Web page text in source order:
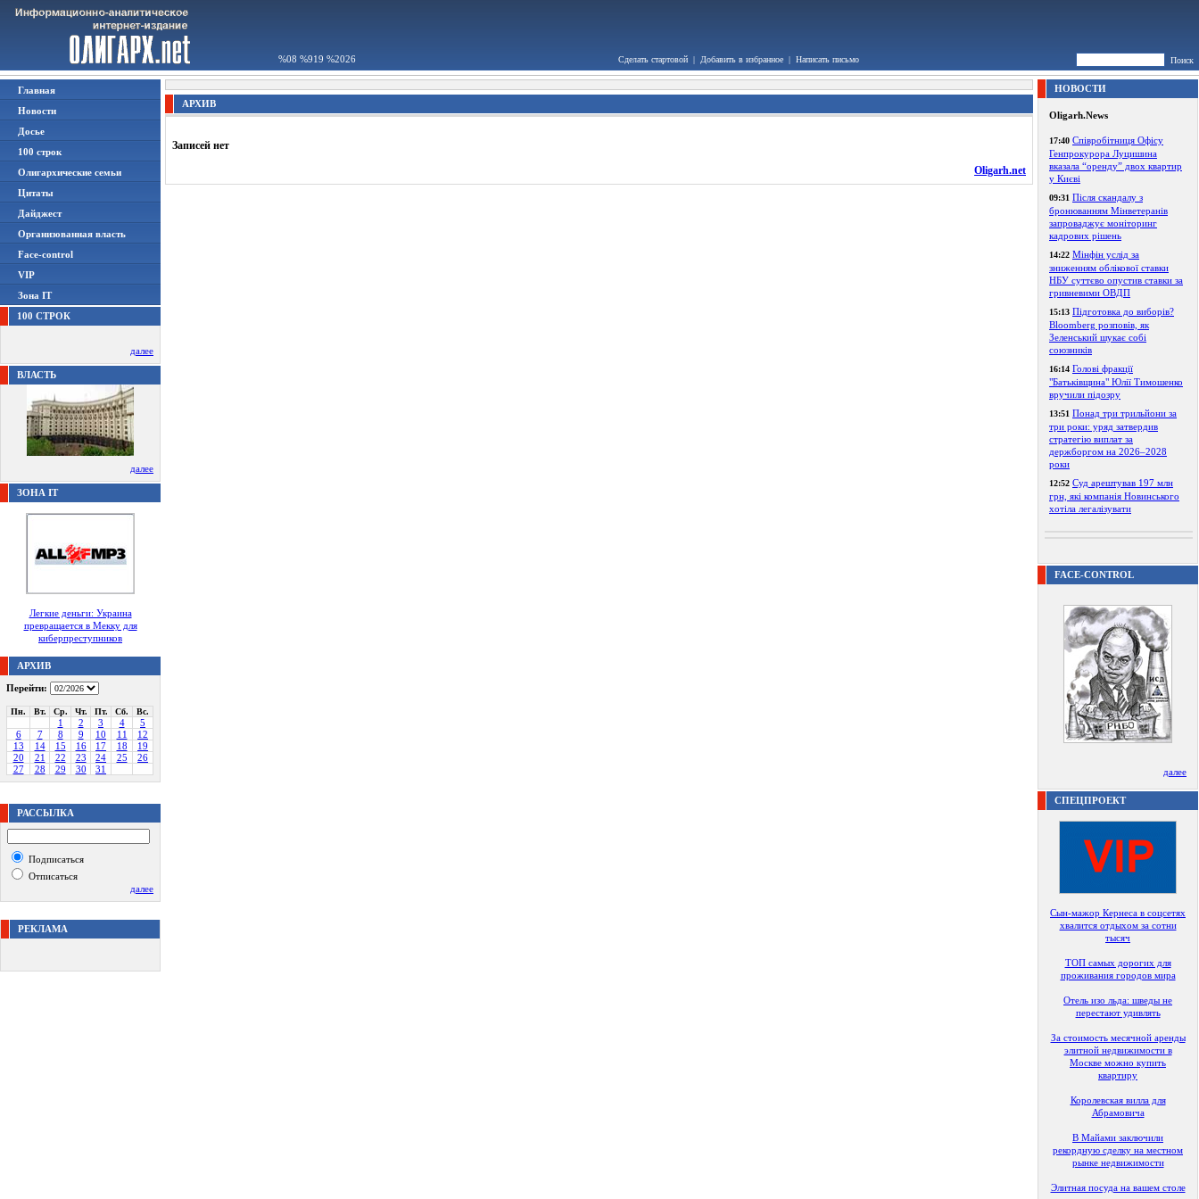
%08 %919 %2026 Сделать стартовой | Добавить в избранное | Написать письмо Поиск
Главная
Новости
Досье
100 строк
Олигархические семьи
Цитаты
Дайджест
Организованная власть
Face-control
VIP
Зона IT
100 СТРОК
далее
ВЛАСТЬ
далее
ЗОНА IT
Легкие деньги: Украина
превращается в Мекку для
киберпреступников
АРХИВ
Перейти:
Пн. Вт. Ср. Чт. Пт. Сб. Вс.
1 2 3 4
5
6
7 8 9 10 11
12
13
14 15 16 17 18
19
20
21 22 23 24 25
26
27
28 29 30 31
РАССЫЛКА
Подписаться
Отписаться
далее
РЕКЛАМА
АРХИВ
Записей нет
Oligarh.net
НОВОСТИ
Oligarh.News
17:40 Співробітниця Офісу
Генпрокурора Луцишина
вказала “оренду” двох квартир
у Києві
09:31 Після скандалу з
бронюванням Мінветеранів
запроваджує моніторинг
кадрових рішень
14:22 Мінфін услід за
зниженням облікової ставки
НБУ суттєво опустив ставки за
гривневими ОВДП
15:13 Підготовка до виборів?
Bloomberg розповів, як
Зеленський шукає собі
союзників
16:14 Голові фракції
"Батьківщина" Юлії Тимошенко
вручили підозру
13:51 Понад три трильйони за
три роки: уряд затвердив
стратегію виплат за
держборгом на 2026–2028
роки
12:52 Суд арештував 197 млн
грн, які компанія Новинського
хотіла легалізувати
FACE-CONTROL
далее
СПЕЦПРОЕКТ
Сын-мажор Кернеса в соцсетях
хвалится отдыхом за сотни
тысяч
ТОП самых дорогих для
проживания городов мира
Отель изо льда: шведы не
перестают удивлять
За стоимость месячной аренды
элитной недвижимости в
Москве можно купить
квартиру
Королевская вилла для
Абрамовича
В Майами заключили
рекордную сделку на местном
рынке недвижимости
Элитная посуда на вашем столе